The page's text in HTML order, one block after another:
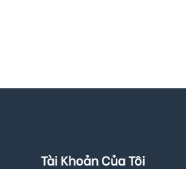
Tài Khoản Của Tôi